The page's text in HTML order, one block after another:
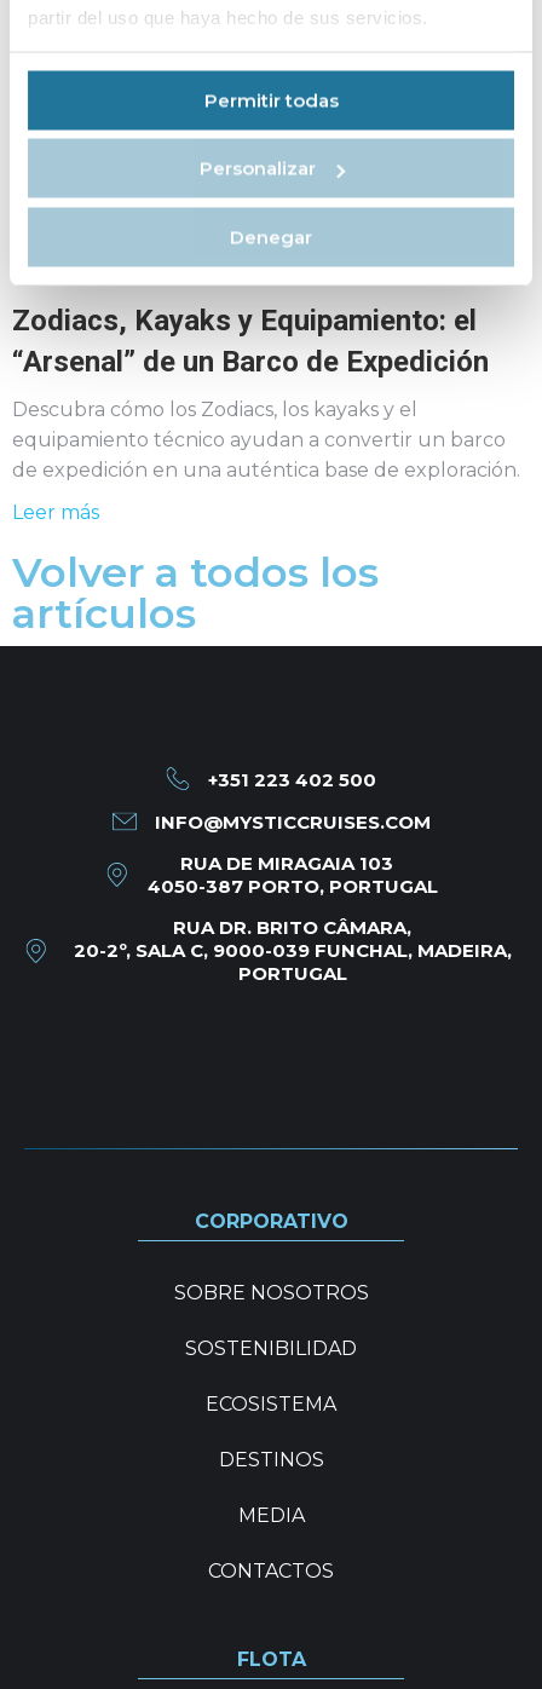
partir del uso que haya hecho de sus servicios.
Permitir todas
Personalizar
Denegar
Conozca las acciones de limpieza costera promovidas
2 De Julio De 2026
Zodiacs, Kayaks y Equipamiento: el
“Arsenal” de un Barco de Expedición
Descubra cómo los Zodiacs, los kayaks y el
equipamiento técnico ayudan a convertir un barco
de expedición en una auténtica base de exploración.
Leer más
Volver a todos los
artículos
+351 223 402 500
INFO@MYSTICCRUISES.COM
RUA DE MIRAGAIA 103
4050-387 PORTO, PORTUGAL
RUA DR. BRITO CÂMARA,
20-2º, SALA C, 9000-039 FUNCHAL, MADEIRA,
PORTUGAL
CORPORATIVO
SOBRE NOSOTROS
SOSTENIBILIDAD
ECOSISTEMA
DESTINOS
MEDIA
CONTACTOS
FLOTA